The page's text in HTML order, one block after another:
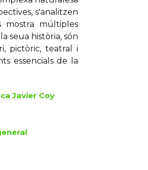
s'analitzen
mostra múltiples
seua història, són
pictòric, teatral i
essencials de la
Javier Coy